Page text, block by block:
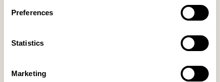
Preferences
Statistics
Marketing
Tlf:23 19 10 00
KONTOR FOTAVDELING
post@biovital.no